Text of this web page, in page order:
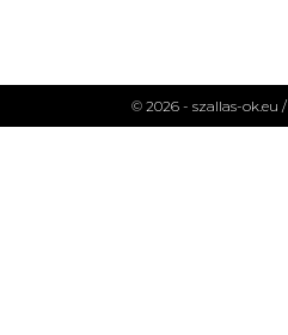
© 2026 - szallas-ok.eu /